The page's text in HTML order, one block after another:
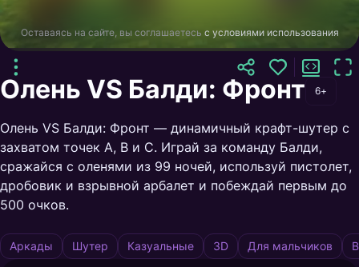
Оставаясь на сайте, вы соглашаетесь с условиями использования
Олень VS Балди: Фронт 6+
Олень VS Балди: Фронт — динамичный крафт-шутер с
захватом точек A, B и C. Играй за команду Балди,
сражайся с оленями из 99 ночей, используй пистолет,
дробовик и взрывной арбалет и побеждай первым до
500 очков.
Аркады Шутер Казуальные 3D Для мальчиков